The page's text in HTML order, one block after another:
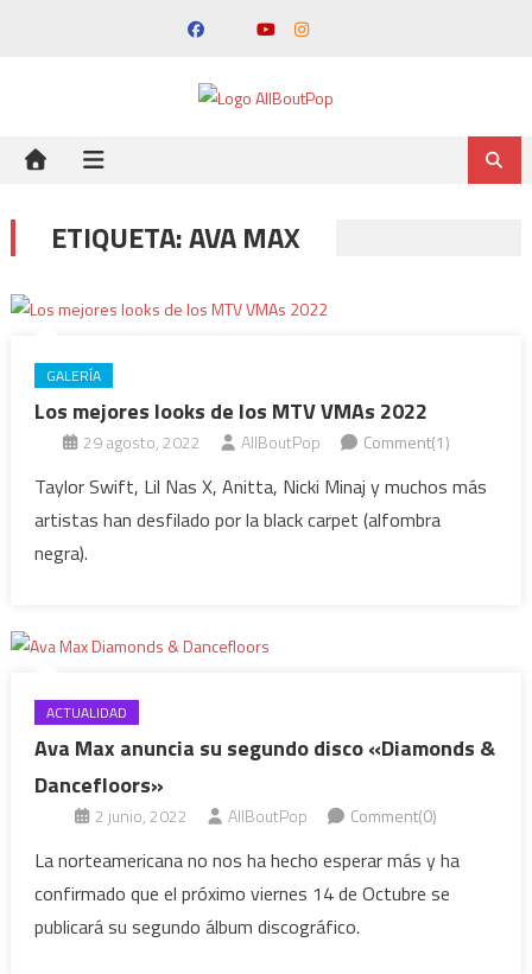
ETIQUETA:AVA MAX
GALERÍA
Los mejores looks de los MTV VMAs 2022
29 agosto, 2022 AllBoutPop Comment(1)
Taylor Swift, Lil Nas X, Anitta, Nicki Minaj y muchos más
artistas han desfilado por la black carpet (alfombra
negra).
ACTUALIDAD
Ava Max anuncia su segundo disco «Diamonds &
Dancefloors»
2 junio, 2022 AllBoutPop Comment(0)
La norteamericana no nos ha hecho esperar más y ha
confirmado que el próximo viernes 14 de Octubre se
publicará su segundo álbum discográfico.